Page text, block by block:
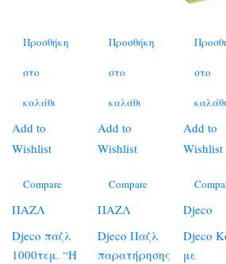
Προσθήκη
στο
καλάθι
Add to
Wishlist
Compare
ΠΑΖΛ
Djeco παζλ
1000τεμ. “Η
Προσθήκη
στο
καλάθι
Add to
Wishlist
Compare
ΠΑΖΛ
Djeco Παζλ
παρατήρησης
στο
καλάθι
Add to
Wishlist
Djeco
Djeco
με